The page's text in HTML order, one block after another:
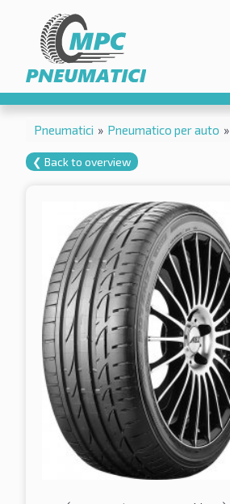
Pneumatici » Pneumatico per auto »
❮ Back to overview